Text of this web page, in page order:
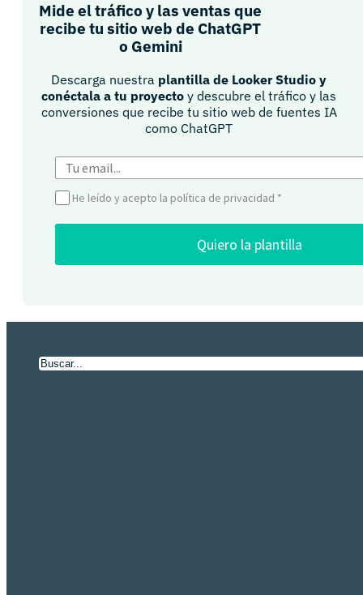
Mide el tráfico y las ventas que
recibe tu sitio web de ChatGPT
o Gemini​
Descarga nuestra plantilla de Looker Studio y
conéctala a tu proyecto y descubre el tráfico y las
conversiones que recibe tu sitio web de fuentes IA
como ChatGPT​
He leído y acepto la política de privacidad *
Quiero la plantilla